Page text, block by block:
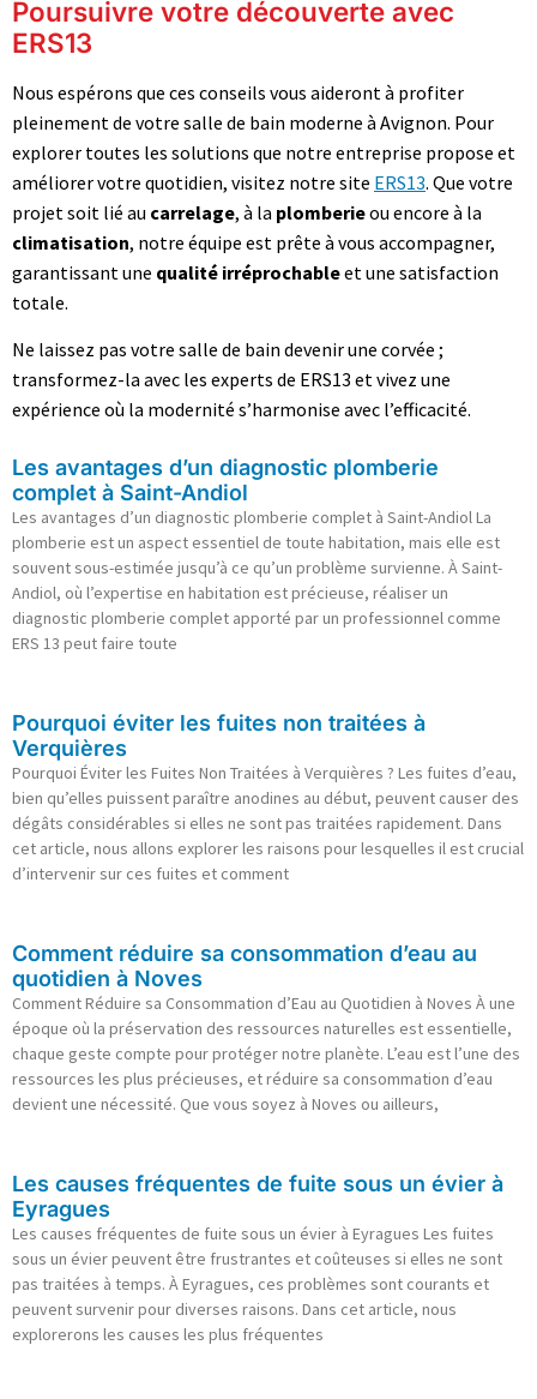
Poursuivre votre découverte avec
ERS13
Nous espérons que ces conseils vous aideront à profiter
pleinement de votre salle de bain moderne à Avignon. Pour
explorer toutes les solutions que notre entreprise propose et
améliorer votre quotidien, visitez notre site ERS13. Que votre
projet soit lié au carrelage, à la plomberieou encore à la
climatisation, notre équipe est prête à vous accompagner,
garantissant une qualité irréprochableet une satisfaction
totale.
Ne laissez pas votre salle de bain devenir une corvée ;
transformez-la avec les experts de ERS13 et vivez une
expérience où la modernité s’harmonise avec l’efficacité.
Les avantages d’un diagnostic plomberie
complet à Saint-Andiol
Les avantages d’un diagnostic plomberie complet à Saint-Andiol La
plomberie est un aspect essentiel de toute habitation, mais elle est
souvent sous-estimée jusqu’à ce qu’un problème survienne. À Saint-
Andiol, où l’expertise en habitation est précieuse, réaliser un
diagnostic plomberie complet apporté par un professionnel comme
ERS 13 peut faire toute
Pourquoi éviter les fuites non traitées à
Verquières
Pourquoi Éviter les Fuites Non Traitées à Verquières ? Les fuites d’eau,
bien qu’elles puissent paraître anodines au début, peuvent causer des
dégâts considérables si elles ne sont pas traitées rapidement. Dans
cet article, nous allons explorer les raisons pour lesquelles il est crucial
d’intervenir sur ces fuites et comment
Comment réduire sa consommation d’eau au
quotidien à Noves
Comment Réduire sa Consommation d’Eau au Quotidien à Noves À une
époque où la préservation des ressources naturelles est essentielle,
chaque geste compte pour protéger notre planète. L’eau est l’une des
ressources les plus précieuses, et réduire sa consommation d’eau
devient une nécessité. Que vous soyez à Noves ou ailleurs,
Les causes fréquentes de fuite sous un évier à
Eyragues
Les causes fréquentes de fuite sous un évier à Eyragues Les fuites
sous un évier peuvent être frustrantes et coûteuses si elles ne sont
pas traitées à temps. À Eyragues, ces problèmes sont courants et
peuvent survenir pour diverses raisons. Dans cet article, nous
explorerons les causes les plus fréquentes